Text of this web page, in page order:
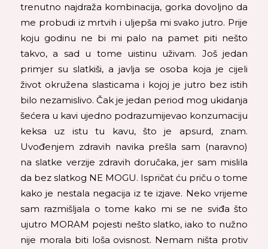
trenutno najdraža kombinacija, gorka dovoljno da
me probudi iz mrtvih i uljepša mi svako jutro. Prije
koju godinu ne bi mi palo na pamet piti nešto
takvo, a sad u tome uistinu uživam. Još jedan
primjer su slatkiši, a javlja se osoba koja je cijeli
život okružena slasticama i kojoj je jutro bez istih
bilo nezamislivo. Čak je jedan period mog ukidanja
šećera u kavi ujedno podrazumijevao konzumaciju
keksa uz istu tu kavu, što je apsurd, znam.
Uvođenjem zdravih navika prešla sam (naravno)
na slatke verzije zdravih doručaka, jer sam mislila
da bez slatkog NE MOGU. Ispričat ću priču o tome
kako je nestala negacija iz te izjave. Neko vrijeme
sam razmišljala o tome kako mi se ne sviđa što
ujutro MORAM pojesti nešto slatko, iako to nužno
nije morala biti loša ovisnost. Nemam ništa protiv